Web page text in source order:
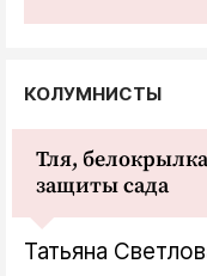
КОЛУМНИСТЫ
Тля,
защиты сада
Татьяна